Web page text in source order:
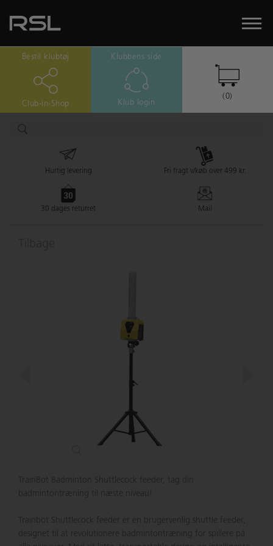
Bestil klubtøj
Club-in-Shop
Klubbens side
Klub login
(0)
Hurtig levering Fri fragt v/køb over 499 kr.
30 dages returret Mail
TrainBot Badminton Shuttlecock feeder, tag din
badmintontræning til næste niveau!
Trainbot Shuttlecock feeder er en brugervenlig shuttle feeder,
designet til at revolutionere badmintontræning for spillere på